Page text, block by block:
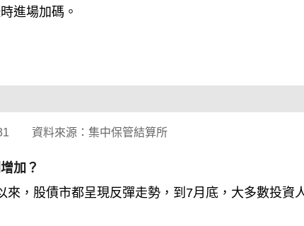
的投資人，沒有理專服務，一切投資決策由自己獨
加？
來，股債市都呈現反彈走勢，到7月底，大多數投資